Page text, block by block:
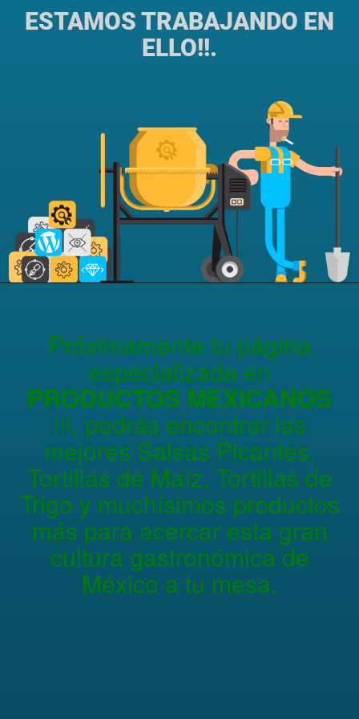
ESTAMOS TRABAJANDO EN
ELLO!!.
Próximamente tu página
especializada en
PRODUCTOS MEXICANOS
!!!, podrás encontrar las
mejores Salsas Picantes,
Tortillas de Maíz, Tortillas de
Trigo y muchísimos productos
más para acercar esta gran
cultura gastronómica de
México a tu mesa.